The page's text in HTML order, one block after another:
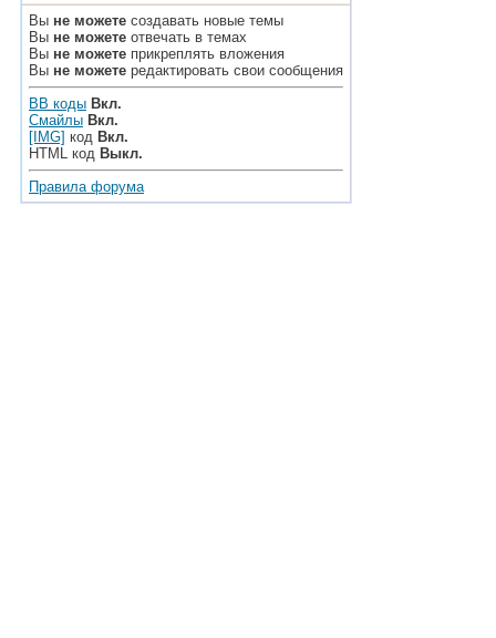
Вы не можете создавать новые темы
Вы не можете отвечать в темах
Вы не можете прикреплять вложения
Вы не можете редактировать свои сообщения
BB коды Вкл.
Смайлы Вкл.
[IMG] код Вкл.
HTML код Выкл.
Правила форума